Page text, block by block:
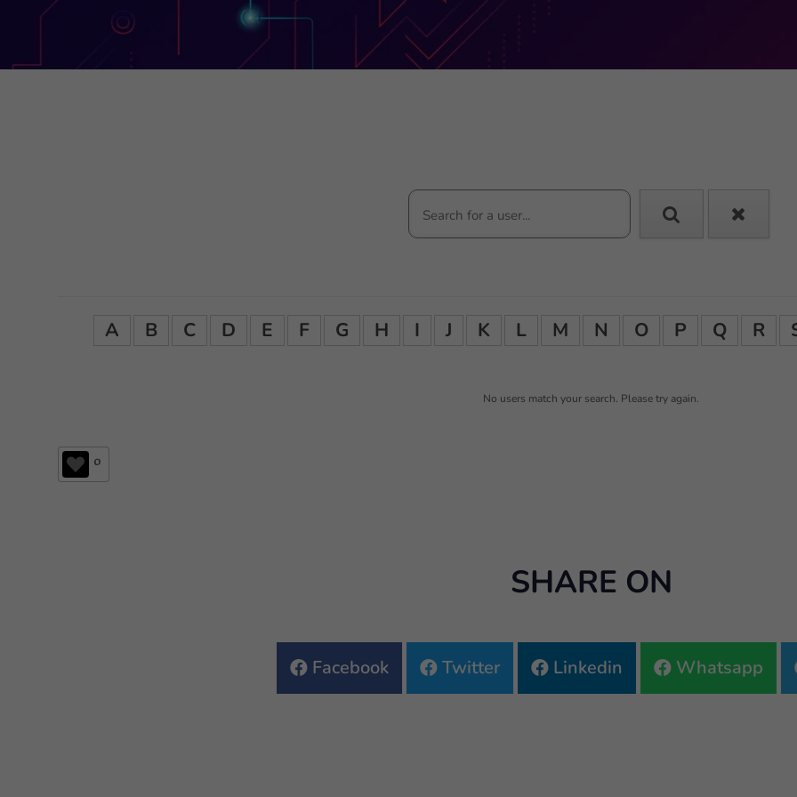
A B C D E F G H I J K L M N O P Q R
No users match your search. Please try again.
0
SHARE ON
Facebook Twitter Linkedin Whatsapp